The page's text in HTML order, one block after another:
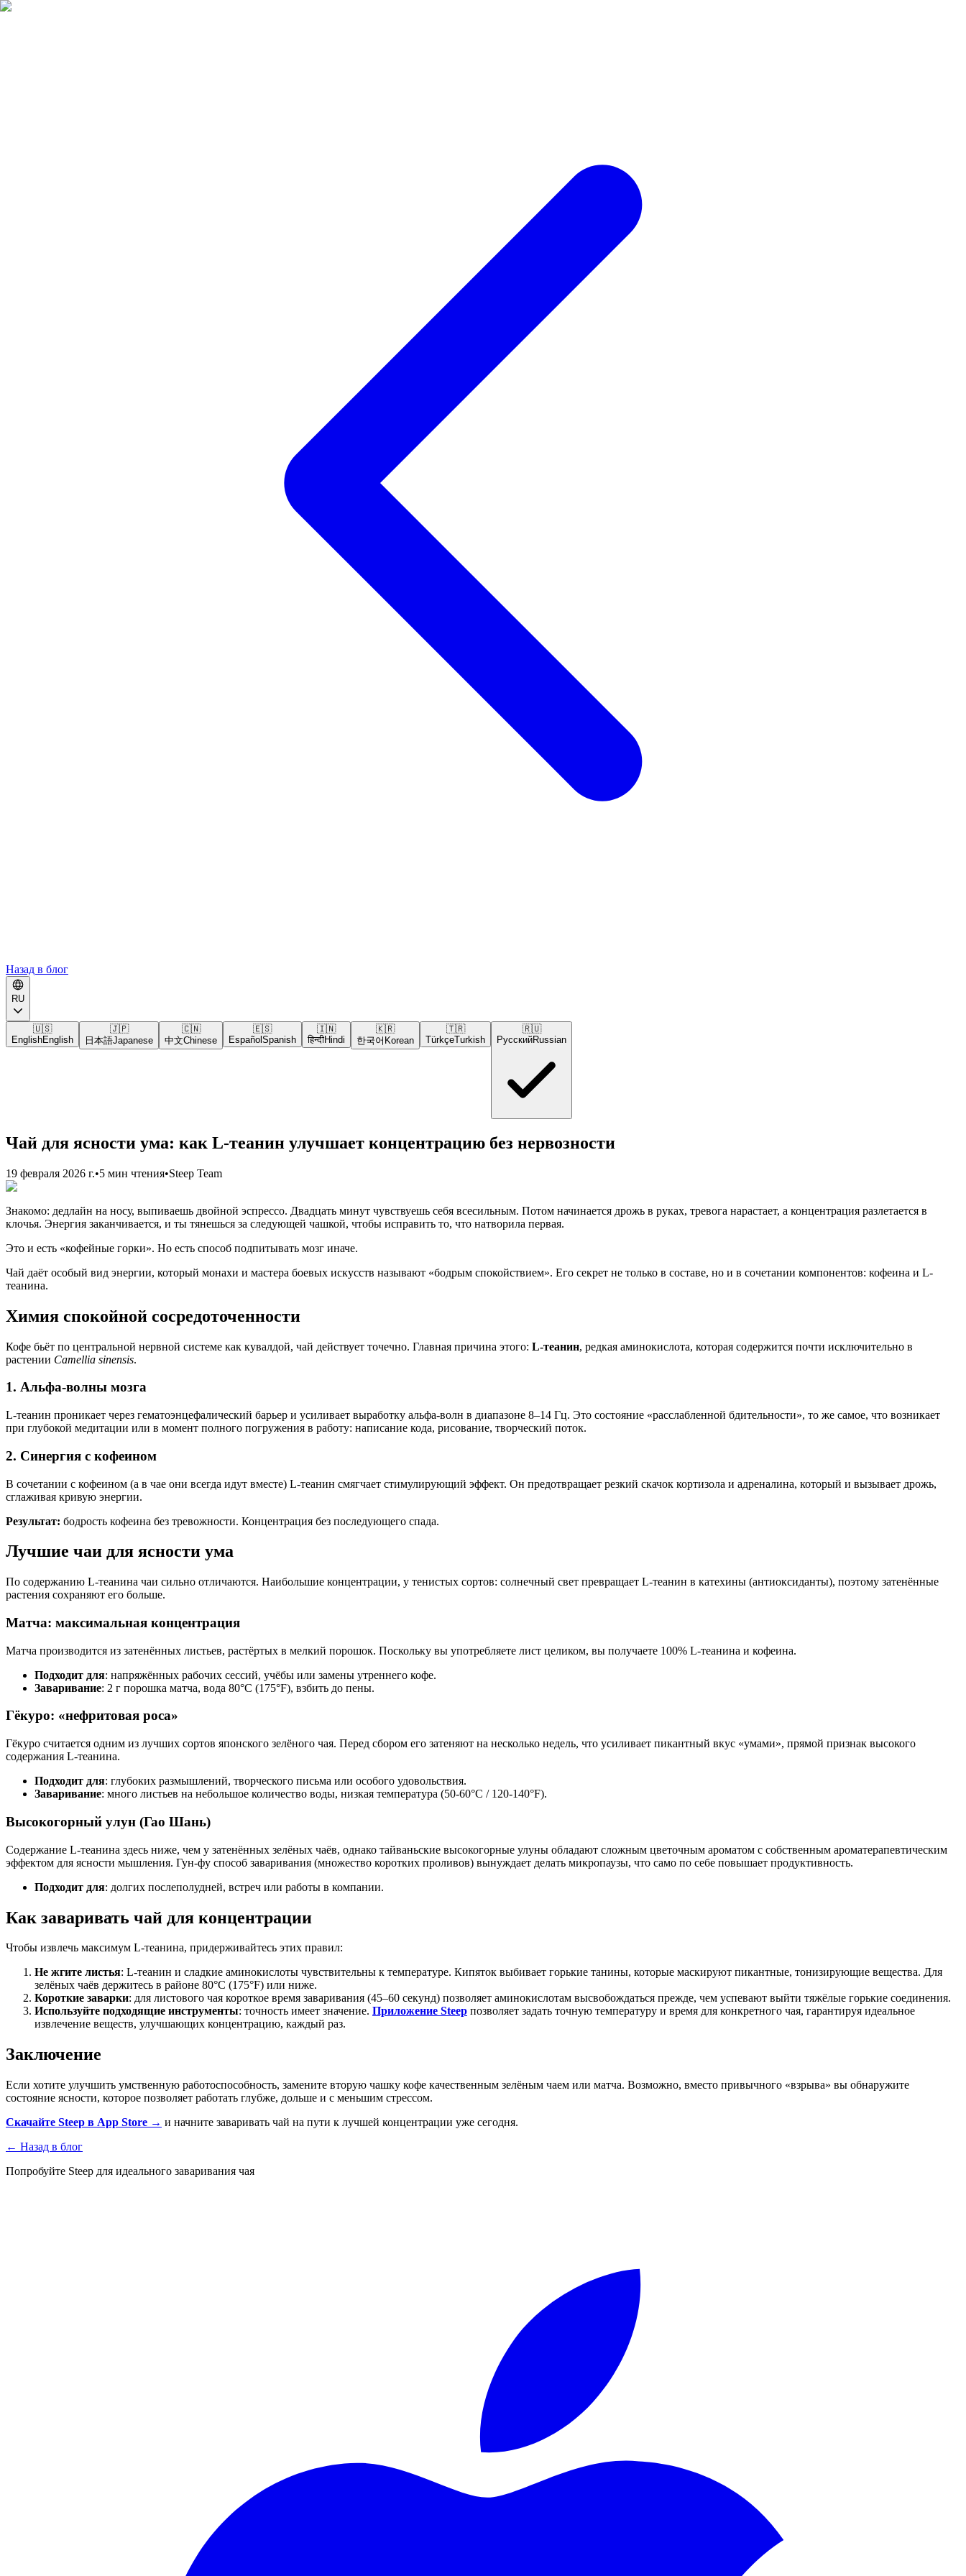
Назад в блог
RU
🇺🇸
EnglishEnglish
🇯🇵
日本語Japanese
🇨🇳
中文Chinese
🇪🇸
Español Spanish
🇮🇳
हिन्दीHindi
🇰🇷
한국어 Korean
🇹🇷
TürkçeTurkish
🇷🇺
РусскийRussian
Чай для ясности ума: как L-теанин улучшает концентрацию без нервозности
19 февраля 2026 г.•5 мин чтения•Steep Team
Знакомо: дедлайн на носу, выпиваешь двойной эспрессо. Двадцать минут чувствуешь себя всесильным. Потом начинается дрожь в руках, тревога нарастает, а концентрация разлетается в
клочья. Энергия заканчивается, и ты тянешься за следующей чашкой, чтобы исправить то, что натворила первая.
Это и есть «кофейные горки». Но есть способ подпитывать мозг иначе.
Чай даёт особый вид энергии, который монахи и мастера боевых искусств называют «бодрым спокойствием». Его секрет не только в составе, но и в сочетании компонентов: кофеина и L-
теанина.
Химия спокойной сосредоточенности
Кофе бьёт по центральной нервной системе как кувалдой, чай действует точечно. Главная причина этого: L-теанин, редкая аминокислота, которая содержится почти исключительно в
растении Camellia sinensis.
1. Альфа-волны мозга
L-теанин проникает через гематоэнцефалический барьер и усиливает выработку альфа-волн в диапазоне 8–14 Гц. Это состояние «расслабленной бдительности», то же самое, что возникает
при глубокой медитации или в момент полного погружения в работу: написание кода, рисование, творческий поток.
2. Синергия с кофеином
В сочетании с кофеином (а в чае они всегда идут вместе) L-теанин смягчает стимулирующий эффект. Он предотвращает резкий скачок кортизола и адреналина, который и вызывает дрожь,
сглаживая кривую энергии.
Результат: бодрость кофеина без тревожности. Концентрация без последующего спада.
Лучшие чаи для ясности ума
По содержанию L-теанина чаи сильно отличаются. Наибольшие концентрации, у тенистых сортов: солнечный свет превращает L-теанин в катехины (антиоксиданты), поэтому затенённые
растения сохраняют его больше.
Матча: максимальная концентрация
Матча производится из затенённых листьев, растёртых в мелкий порошок. Поскольку вы употребляете лист целиком, вы получаете 100% L-теанина и кофеина.
Подходит для: напряжённых рабочих сессий, учёбы или замены утреннего кофе.
Заваривание: 2 г порошка матча, вода 80°C (175°F), взбить до пены.
Гёкуро: «нефритовая роса»
Гёкуро считается одним из лучших сортов японского зелёного чая. Перед сбором его затеняют на несколько недель, что усиливает пикантный вкус «умами», прямой признак высокого
содержания L-теанина.
Подходит для: глубоких размышлений, творческого письма или особого удовольствия.
Заваривание: много листьев на небольшое количество воды, низкая температура (50-60°C / 120-140°F).
Высокогорный улун (Гао Шань)
Содержание L-теанина здесь ниже, чем у затенённых зелёных чаёв, однако тайваньские высокогорные улуны обладают сложным цветочным ароматом с собственным ароматерапевтическим
эффектом для ясности мышления. Гун-фу способ заваривания (множество коротких проливов) вынуждает делать микропаузы, что само по себе повышает продуктивность.
Подходит для: долгих послеполудней, встреч или работы в компании.
Как заваривать чай для концентрации
Чтобы извлечь максимум L-теанина, придерживайтесь этих правил:
Не жгите листья: L-теанин и сладкие аминокислоты чувствительны к температуре. Кипяток выбивает горькие танины, которые маскируют пикантные, тонизирующие вещества. Для
зелёных чаёв держитесь в районе 80°C (175°F) или ниже.
Короткие заварки: для листового чая короткое время заваривания (45–60 секунд) позволяет аминокислотам высвобождаться прежде, чем успевают выйти тяжёлые горькие соединения.
Используйте подходящие инструменты: точность имеет значение. Приложение Steep позволяет задать точную температуру и время для конкретного чая, гарантируя идеальное
извлечение веществ, улучшающих концентрацию, каждый раз.
Заключение
Если хотите улучшить умственную работоспособность, замените вторую чашку кофе качественным зелёным чаем или матча. Возможно, вместо привычного «взрыва» вы обнаружите
состояние ясности, которое позволяет работать глубже, дольше и с меньшим стрессом.
Скачайте Steep в App Store → и начните заваривать чай на пути к лучшей концентрации уже сегодня.
← Назад в блог
Попробуйте Steep для идеального заваривания чая